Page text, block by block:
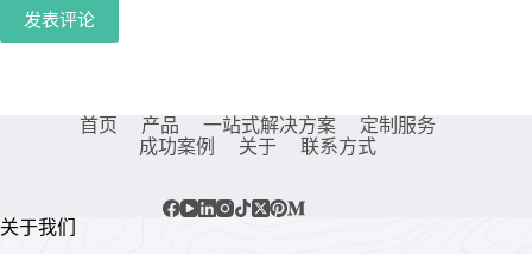
发表评论
首页 产品 一站式解决方案
定制服务
成功案例
关于 联系方式
关于我们